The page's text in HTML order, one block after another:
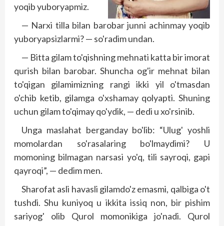
yoqib yuboryapmiz.
— Narxi tilla bilan barobar junni achinmay yoqib
yuboryapsizlarmi? — so'radim undan.
— Bitta gilam to'qishning mehnati katta bir imorat
qurish bilan barobar. Shuncha og'ir mehnat bilan
to'qigan gilamimizning rangi ikki yil o'tmasdan
o'chib ketib, gilamga o'xshamay qolyapti. Shuning
uchun gilam to'qimay qo'ydik, — dedi u xo'rsinib.
Unga maslahat berganday bo'lib: “Ulug' yoshli
momolardan so'rasalaring bo'lmaydimi? U
momoning bilmagan narsasi yo'q, tili sayroqi, gapi
qayroqi”, — dedim men.
Sharofat asli havasli gilamdo'z emasmi, qalbiga o't
tushdi. Shu kuniyoq u ikkita issiq non, bir pishim
sariyog' olib Qurol momonikiga jo'nadi. Qurol